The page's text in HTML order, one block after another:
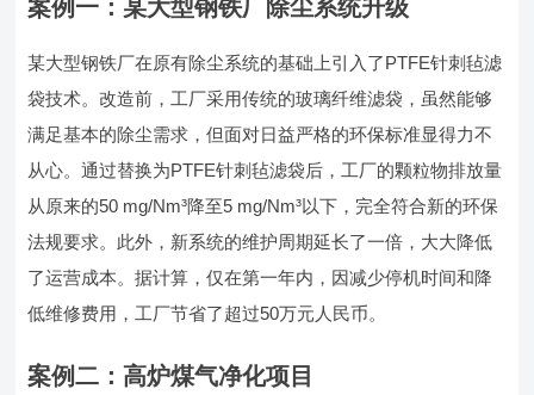
案例一：某大型钢铁厂除尘系统升级
某大型钢铁厂在原有除尘系统的基础上引入了PTFE针刺毡滤
袋技术。改造前，工厂采用传统的玻璃纤维滤袋，虽然能够
满足基本的除尘需求，但面对日益严格的环保标准显得力不
从心。通过替换为PTFE针刺毡滤袋后，工厂的颗粒物排放量
从原来的50 mg/Nm³降至5 mg/Nm³以下，完全符合新的环保
法规要求。此外，新系统的维护周期延长了一倍，大大降低
了运营成本。据计算，仅在第一年内，因减少停机时间和降
低维修费用，工厂节省了超过50万元人民币。
案例二：高炉煤气净化项目